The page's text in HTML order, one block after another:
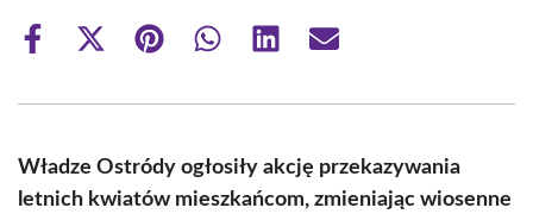
Share
Share
(Twitter)
Share Share Share Share
Władze Ostródy ogłosiły akcję przekazywania
letnich kwiatów mieszkańcom, zmieniając wiosenne